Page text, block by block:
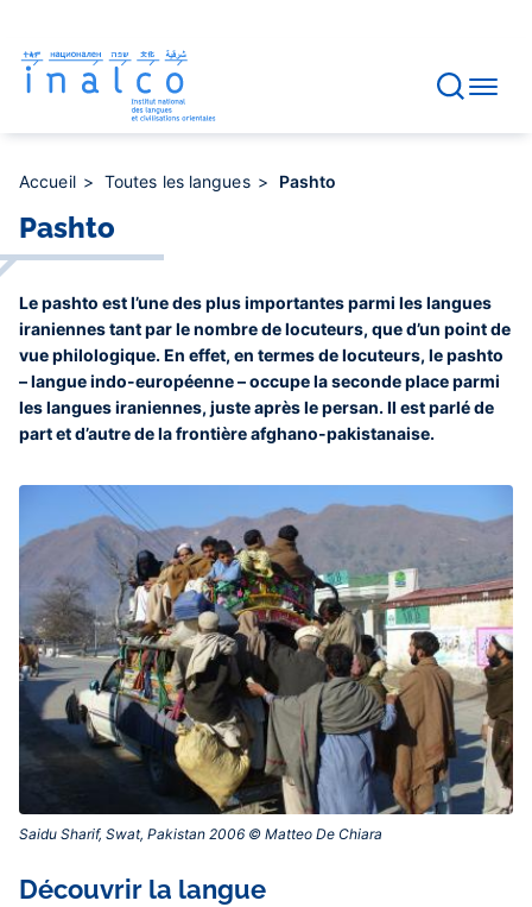
contenu
principal
Accueil Toutes les langues Pashto
Pashto
Le pashto est l’une des plus importantes parmi les langues
iraniennes tant par le nombre de locuteurs, que d’un point de
vue philologique. En effet, en termes de locuteurs, le pashto
– langue indo-européenne – occupe la seconde place parmi
les langues iraniennes, juste après le persan. Il est parlé de
part et d’autre de la frontière afghano-pakistanaise.
Saidu Sharif, Swat, Pakistan 2006 © Matteo De Chiara‎
Découvrir la langue